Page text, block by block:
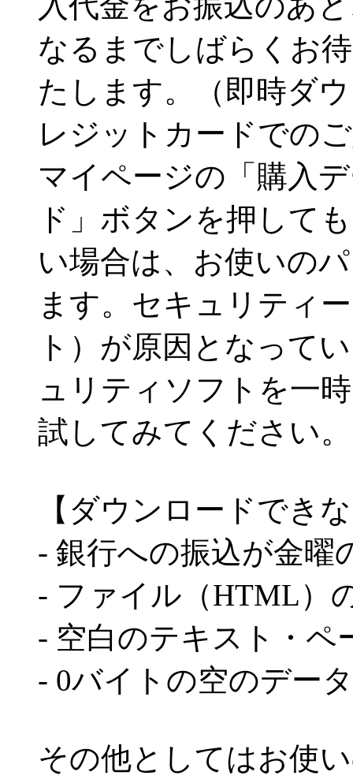
なるまでしばらくお
たします。（即時ダ
レジットカードでの
マイページの「購入
ド」ボタンを押して
い場合は、お使いの
ます。セキュリティ
ト）が原因となって
ュリティソフトを一
試してみてください。
【ダウンロードでき
- 銀行への振込が金曜
- ファイル（HTML）
- 空白のテキスト・ペ
- 0バイトの空のデー
その他としてはお使